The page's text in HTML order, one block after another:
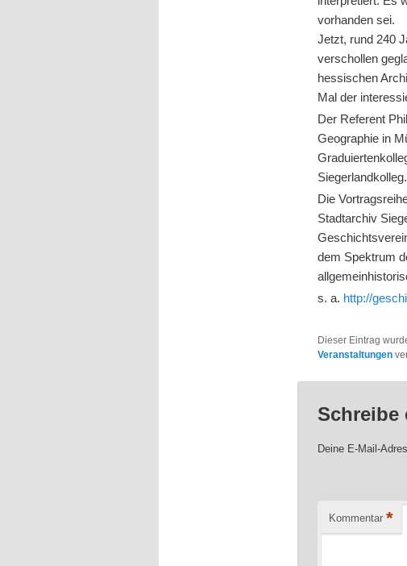
vorhanden sei.
Jetzt, rund 240
verschollen
hessischen
Mal der
Der Referent
Geographie in
Siegerlandkolleg.
Die
Stadtarchiv
dem Spektrum
s. a. http://
Dieser Eintrag
Veranstaltungen
Schreibe
Deine E-Mail-
Kommentar *